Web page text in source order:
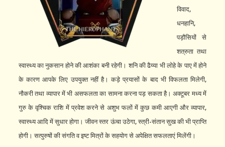
विवाद,
धनहानि,
पड़ौसियों से
शत्रुता तथा
स्वास्थ्य का नुकसान होने की आशंका बनी रहेगी। शनि की ढैय्या भी लोहे के पाए में होने
के कारण आपके लिए उपयुक्त नहीं है। कड़े प्रयासों के बाद भी विफलता मिलेगी,
नौकरी तथा व्यापार में भी असफलता का सामना करना पड़ सकता है। अक्टूबर मध्य में
गुरु के वृश्चिक राशि में प्रवेश करने से अशुभ फलों में कुछ कमी आएगी और व्यापार,
स्वास्थ्य आदि में सुधार होगा। जीवन स्तर ऊंचा उठेगा, स्त्री-संतान सुख की भी प्राप्ति
होगी। सत्पुरुषों की संगति व इष्ट मित्रों के सहयोग से अपेक्षित सफलताएं मिलेंगी।